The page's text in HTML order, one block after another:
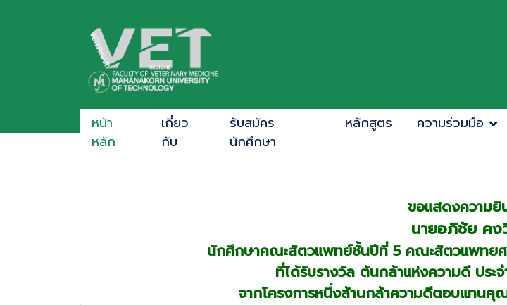
หน้า
หลัก
เกี่ยว
กับ
รับสมัคร
นักศึกษา
หลักสูตร ความร่วมมือ
ขอแสดงความ
นายอภิชัย คง
นักศึกษาคณะสัตวแพทย์ชั้นปีที่ 5 คณะสัตวแพทยศ
ที่ได้รับรางวัล ต้นกล้าแห่งความดี ประ
จากโครงการหนึ่งล้านกล้าความดีตอบแทน